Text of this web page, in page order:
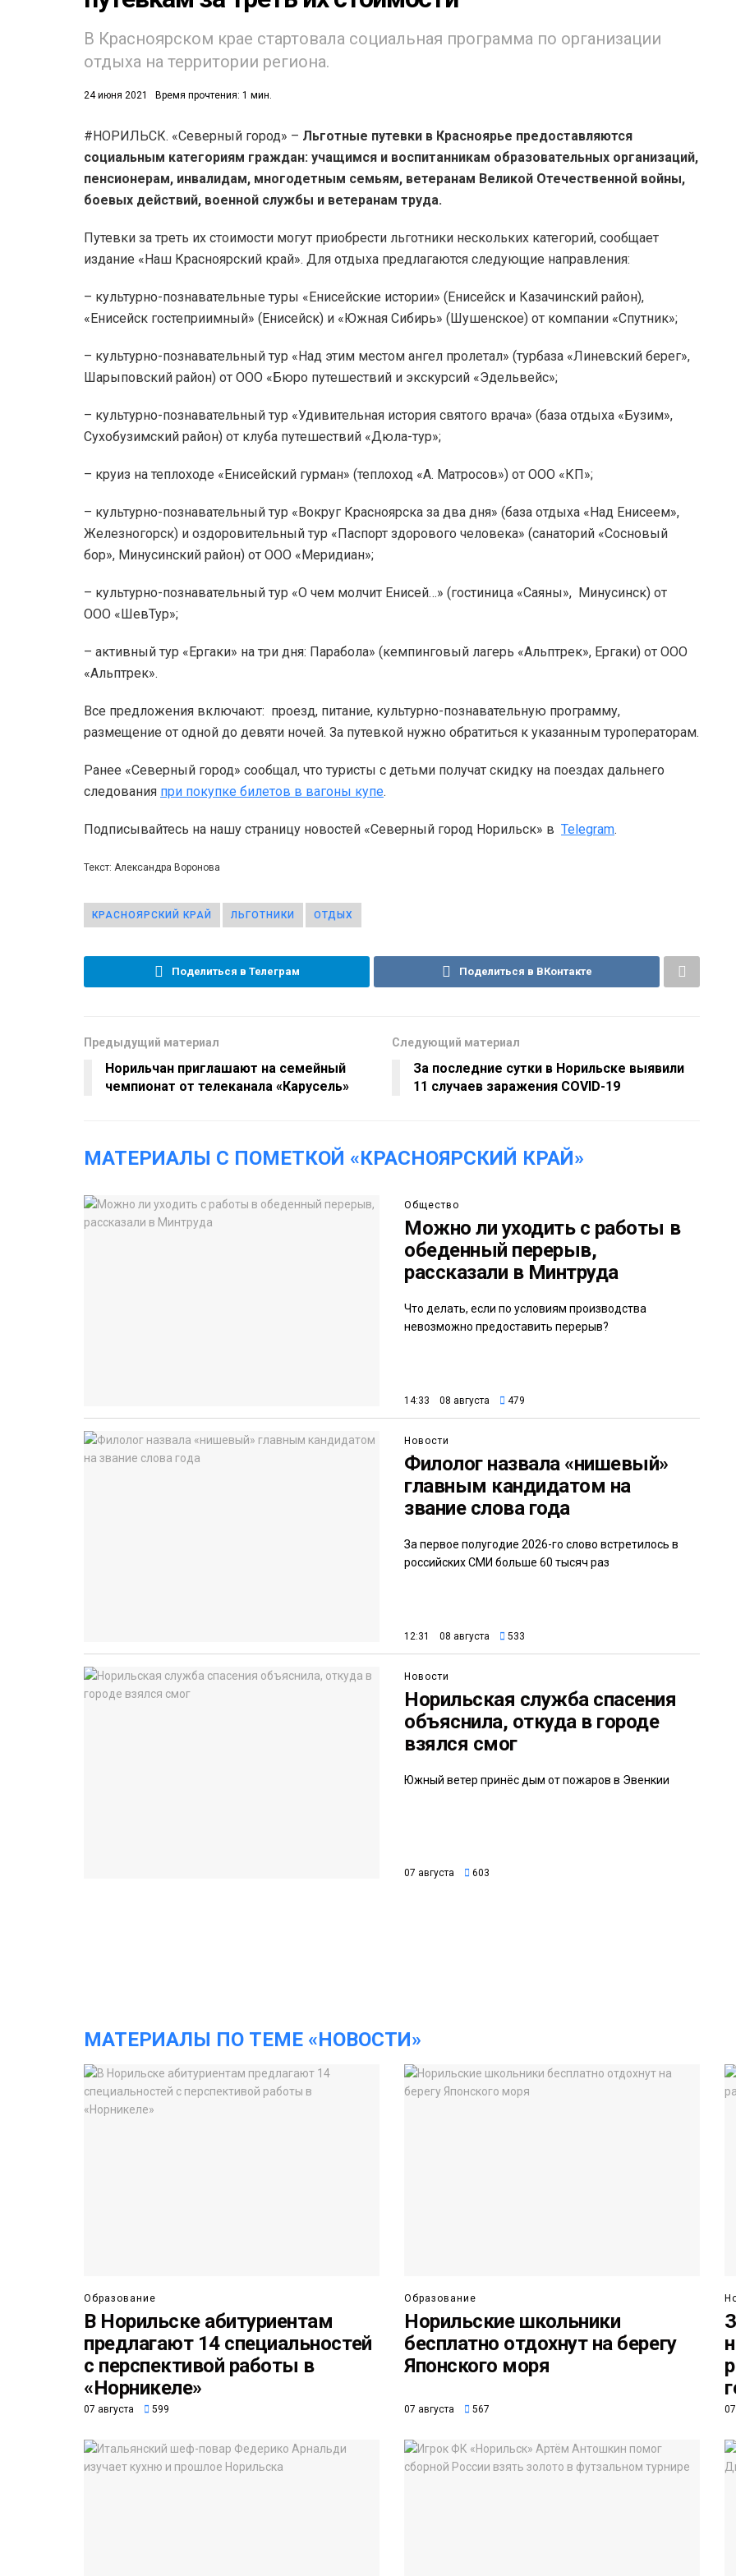
В Красноярском крае стартовала социальная программа по организации
отдыха на территории региона.
24 июня 2021 Время прочтения: 1 мин.
#НОРИЛЬСК. «Северный город» – Льготные путевки в Красноярье предоставляются
социальным категориям граждан: учащимся и воспитанникам образовательных организаций,
пенсионерам, инвалидам, многодетным семьям, ветеранам Великой Отечественной войны,
боевых действий, военной службы и ветеранам труда.
Путевки за треть их стоимости могут приобрести льготники нескольких категорий, сообщает
издание «Наш Красноярский край». Для отдыха предлагаются следующие направления:
– культурно-познавательные туры «Енисейские истории» (Енисейск и Казачинский район),
«Енисейск гостеприимный» (Енисейск) и «Южная Сибирь» (Шушенское) от компании «Спутник»;
– культурно-познавательный тур «Над этим местом ангел пролетал» (турбаза «Линевский берег»,
Шарыповский район) от ООО «Бюро путешествий и экскурсий «Эдельвейс»;
– культурно-познавательный тур «Удивительная история святого врача» (база отдыха «Бузим»,
Сухобузимский район) от клуба путешествий «Дюла-тур»;
– круиз на теплоходе «Енисейский гурман» (теплоход «А. Матросов») от ООО «КП»;
– культурно-познавательный тур «Вокруг Красноярска за два дня» (база отдыха «Над Енисеем»,
Железногорск) и оздоровительный тур «Паспорт здорового человека» (санаторий «Сосновый
бор», Минусинский район) от ООО «Меридиан»;
– культурно-познавательный тур «О чем молчит Енисей…» (гостиница «Саяны», Минусинск) от
ООО «ШевТур»;
– активный тур «Ергаки» на три дня: Парабола» (кемпинговый лагерь «Альптрек», Ергаки) от ООО
«Альптрек».
Все предложения включают: проезд, питание, культурно-познавательную программу,
размещение от одной до девяти ночей. За путевкой нужно обратиться к указанным туроператорам.
Ранее «Северный город» сообщал, что туристы с детьми получат скидку на поездах дальнего
следования при покупке билетов в вагоны купе.
Подписывайтесь на нашу страницу новостей «Северный город Норильск» в Telegram.
Текст: Александра Воронова
КРАСНОЯРСКИЙ КРАЙ ЛЬГОТНИКИ ОТДЫХ
Поделиться в Телеграм Поделиться в ВКонтакте
Предыдущий материал
Норильчан приглашают на семейный
чемпионат от телеканала «Карусель»
Следующий материал
За последние сутки в Норильске выявили
11 случаев заражения COVID-19
МАТЕРИАЛЫ С ПОМЕТКОЙ «КРАСНОЯРСКИЙ КРАЙ»
Общество
Можно ли уходить с работы в
обеденный перерыв,
рассказали в Минтруда
Что делать, если по условиям производства
невозможно предоставить перерыв?
14:33 08 августа 479
Новости
Филолог назвала «нишевый»
главным кандидатом на
звание слова года
За первое полугодие 2026-го слово встретилось в
российских СМИ больше 60 тысяч раз
12:31 08 августа 533
Новости
Норильская служба спасения
объяснила, откуда в городе
взялся смог
Южный ветер принёс дым от пожаров в Эвенкии
07 августа 603
МАТЕРИАЛЫ ПО ТЕМЕ «НОВОСТИ»
Образование
В Норильске абитуриентам
предлагают 14 специальностей
с перспективой работы в
«Норникеле»
07 августа 599
Образование
Норильские школьники
бесплатно отдохнут на берегу
Японского моря
07 августа 567